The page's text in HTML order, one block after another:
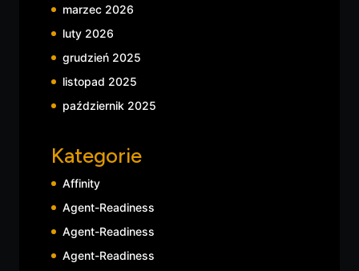
marzec 2026
luty 2026
grudzień 2025
listopad 2025
październik 2025
Kategorie
Affinity
Agent-Readiness
Agent-Readiness
Agent-Readiness